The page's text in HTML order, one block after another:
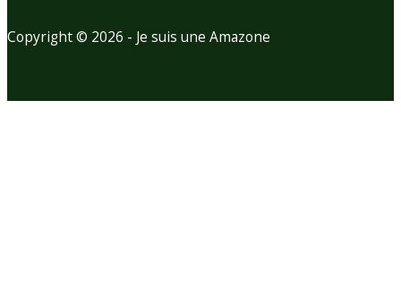
Copyright © 2026 - Je suis une Amazone